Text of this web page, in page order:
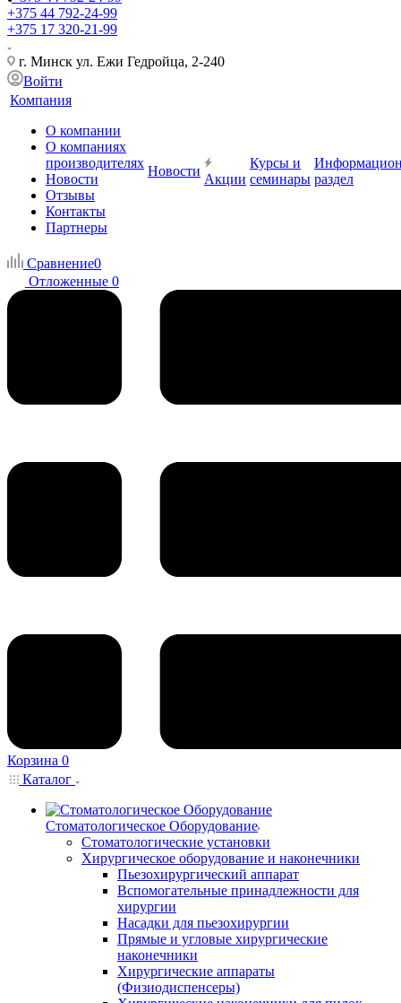
+375 44 792-24-99
+375 17 320-21-99
г. Минск ул. Ежи Гедройца, 2-240
Войти
Компания
О компании
О компаниях
производителях
Новости
Отзывы
Контакты
Партнеры
Новости
Акции
Курсы и
семинары раздел
Сравнение0
Отложенные 0
Корзина 0
Каталог
Стоматологическое Оборудование
Стоматологические установки
Хирургическое оборудование и наконечники
Пьезохирургический аппарат
Вспомогательные принадлежности для
хирургии
Насадки для пьезохирургии
Прямые и угловые хирургические
наконечники
Хирургические аппараты
(Физиодиспенсеры)